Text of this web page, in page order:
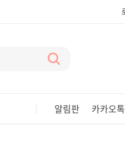
알림판 카카오